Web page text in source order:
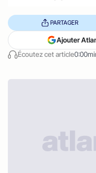
Écoutez cet article
PARTAGER
Ajouter